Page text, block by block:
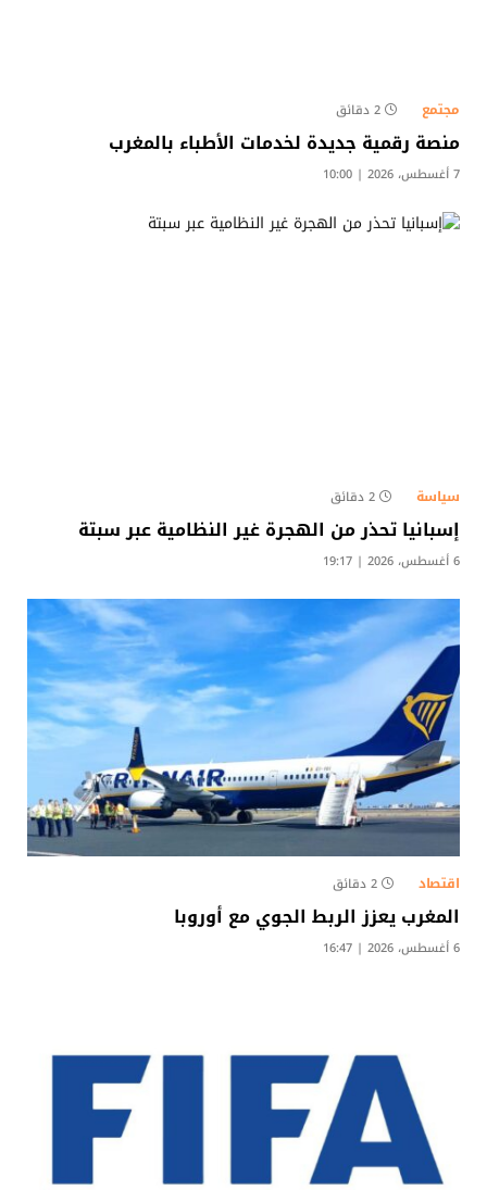
مجتمع 2 دقائق
منصة رقمية جديدة لخدمات الأطباء بالمغرب
7 أغسطس، 2026 | 10:00
سياسة 2 دقائق
إسبانيا تحذر من الهجرة غير النظامية عبر سبتة
6 أغسطس، 2026 | 19:17
اقتصاد 2 دقائق
المغرب يعزز الربط الجوي مع أوروبا
6 أغسطس، 2026 | 16:47